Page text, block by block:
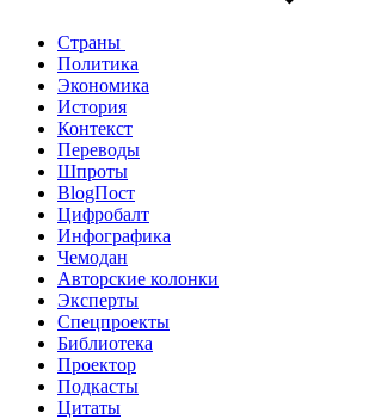
Страны
Политика
Экономика
История
Контекст
Переводы
Шпроты
BlogПост
Цифробалт
Инфографика
Чемодан
Авторские колонки
Эксперты
Спецпроекты
Библиотека
Проектор
Подкасты
Цитаты